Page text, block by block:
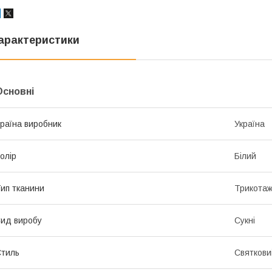
виробник Україна
Білий
тканини Трикотаж
виробу Сукні